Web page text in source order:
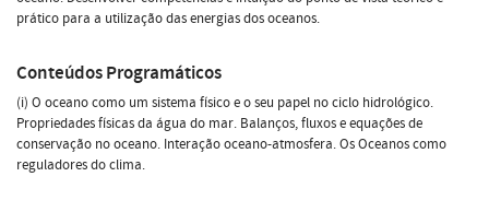
prático para a utilização das energias dos oceanos.
Conteúdos Programáticos
(i) O oceano como um sistema físico e o seu papel no ciclo hidrológico.
Propriedades físicas da água do mar. Balanços, fluxos e equações de
conservação no oceano. Interação oceano-atmosfera. Os Oceanos como
reguladores do clima.